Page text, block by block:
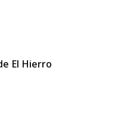
El Hierro